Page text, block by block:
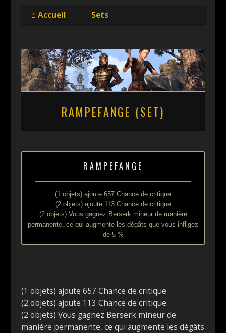
⌂ Accueil Sets
RAMPEFANGE (SET)
RAMPEFANGE
(1 objets) ajoute 657 Chance de critique
(2 objets) ajoute 113 Chance de critique
(2 objets) Vous gagnez Berserk mineur de manière
permanente, ce qui augmente les dégâts que vous infligez
de 5 %
(1 objets) ajoute 657 Chance de critique
(2 objets) ajoute 113 Chance de critique
(2 objets) Vous gagnez Berserk mineur de
manière permanente, ce qui augmente les dégâts